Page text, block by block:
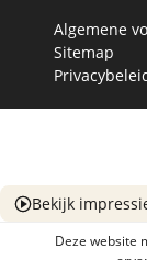
Algemene
Sitemap
Bekijk
Deze website